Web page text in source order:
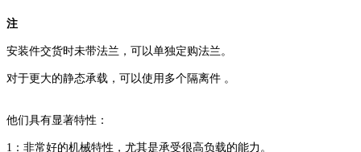
注
安装件交货时未带法兰，可以单独定购法兰。
对于更大的静态承载，可以使用多个隔离件 。
他们具有显著特性：
1：非常好的机械特性，尤其是承受很高负载的能力。